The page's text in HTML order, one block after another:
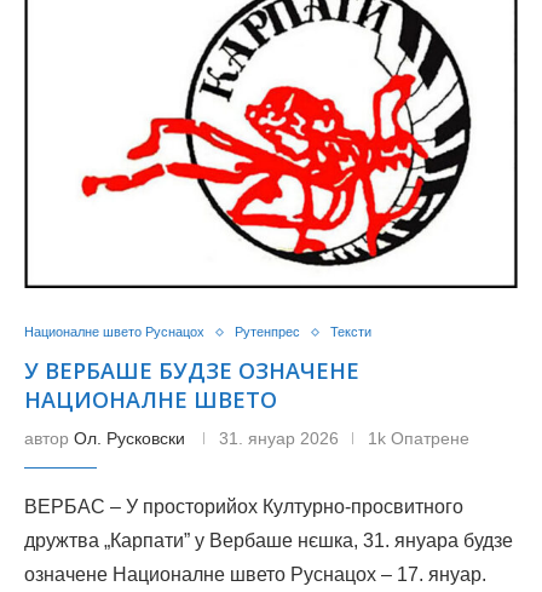
Националне швето Руснацох Рутенпрес Тексти
У ВЕРБАШЕ БУДЗЕ ОЗНАЧЕНЕ
НАЦИОНАЛНЕ ШВЕТО
автор Ол. Русковски 31. януар 2026 1k Опатрене
ВЕРБАС – У просторийох Културно-просвитного
дружтва „Карпати” у Вербаше нєшка, 31. януара будзе
означене Националне швето Руснацох – 17. януар.